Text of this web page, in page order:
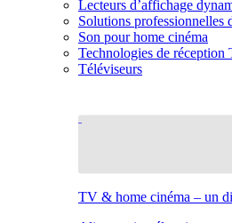
Lecteurs d’affichage
Solutions professionnelles
Son pour home cinéma
Technologies de
Téléviseurs
TV & home cinéma – un